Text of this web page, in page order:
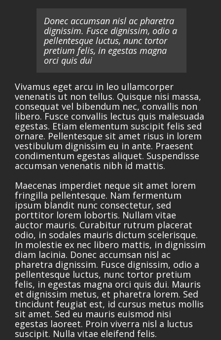
Donec accumsan nisl ac pharetra
dignissim. Fusce dignissim, odio a
pellentesque luctus, nunc tortor
pretium felis, in egestas magna
orci quis dui
Vivamus eget arcu in leo ullamcorper
venenatis ut non tellus. Quisque nisi massa,
consequat vel bibendum nec, convallis non
libero. Fusce convallis lectus quis malesuada
egestas. Etiam elementum suscipit felis sed
ornare. Pellentesque sit amet risus in lorem
vestibulum dignissim eu in ante. Praesent
condimentum egestas aliquet. Suspendisse
accumsan venenatis nibh id mattis.
Maecenas imperdiet neque sit amet lorem
fringilla pellentesque. Nam fermentum
ipsum blandit nunc consectetur, sed
porttitor lorem lobortis. Nullam vitae
auctor mauris. Curabitur rutrum placerat
odio, in sodales mauris dictum scelerisque.
In molestie ex nec libero mattis, in dignissim
diam lacinia. Donec accumsan nisl ac
pharetra dignissim. Fusce dignissim, odio a
pellentesque luctus, nunc tortor pretium
felis, in egestas magna orci quis dui. Mauris
et dignissim metus, et pharetra lorem. Sed
tincidunt feugiat est, id cursus metus mollis
sit amet. Sed eu mauris euismod nisi
egestas laoreet. Proin viverra nisl a luctus
suscipit. Nulla vitae eleifend felis.